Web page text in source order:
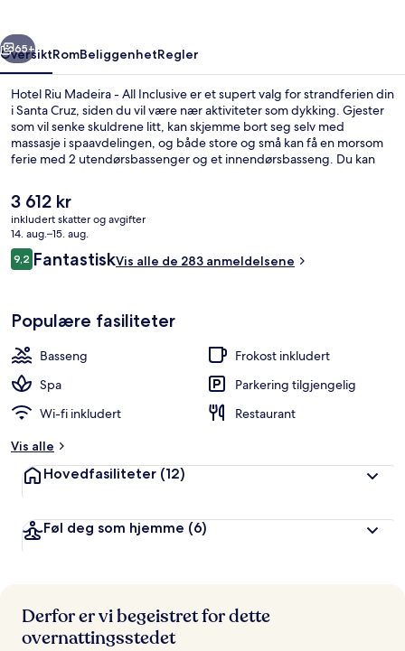
Neste
65+
OversiktRomBeliggenhetRegler
Hotel Riu Madeira - All Inclusive er et supert valg for strandferien din
i Santa Cruz, siden du vil være nær aktiviteter som dykking. Gjester
som vil senke skuldrene litt, kan skjemme bort seg selv med
massasje i spaavdelingen, og både store og små kan få en morsom
ferie med 2 utendørsbassenger og et innendørsbasseng. Du kan
barer/lounger. Velger du å overnatte på dette hotellet med alt
inkludert, kan du glede deg over et treningssenter, et
barnebasseng og en terrasse. Andre reisende skryter av blant annet
den vennlige betjeningen.
Den
nåværende
prisen
er
3 612 kr
3 612 kr
inkludert skatter og avgifter
14. aug.–15. aug.
Anmeldelser
9,29,2 av 10 –
FantastiskVis alle de 283 anmeldelsene
Populære fasiliteter
Basseng
Frokost inkludert
Spa
Parkering tilgjengelig
Wi-fi inkludert
Restaurant
Vis alle
Hovedfasiliteter (12)
Føl deg som hjemme (6)
Derfor er vi begeistret for dette
overnattingsstedet